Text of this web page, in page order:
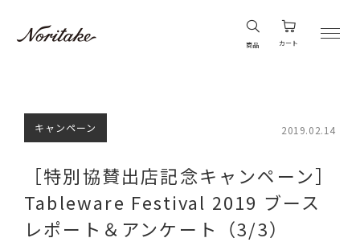
商品 カート
キャンペーン 2019.02.14
［特別協賛出店記念キャンペーン］
Tableware Festival 2019 ブース
レポート＆アンケート（3/3）